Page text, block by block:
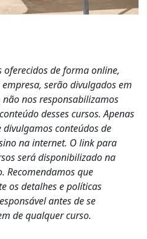
de forma online,
serão divulgados em
nos responsabilizamos
desses cursos. Apenas
conteúdos de
na internet. O link para
será disponibilizado na
Recomendamos que
os detalhes e políticas
antes de se
de qualquer curso.